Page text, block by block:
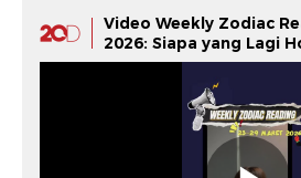
Video Weekly Zodiac
2026: Siapa yang Lagi